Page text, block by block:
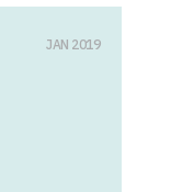
JAN 2019